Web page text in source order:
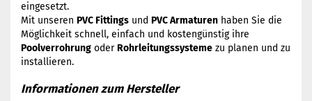
eingesetzt.
Mit unseren PVC Fittings und PVC Armaturen haben Sie die
Möglichkeit schnell, einfach und kostengünstig ihre
Poolverrohrung oderRohrleitungssysteme zu planen und zu
installieren.